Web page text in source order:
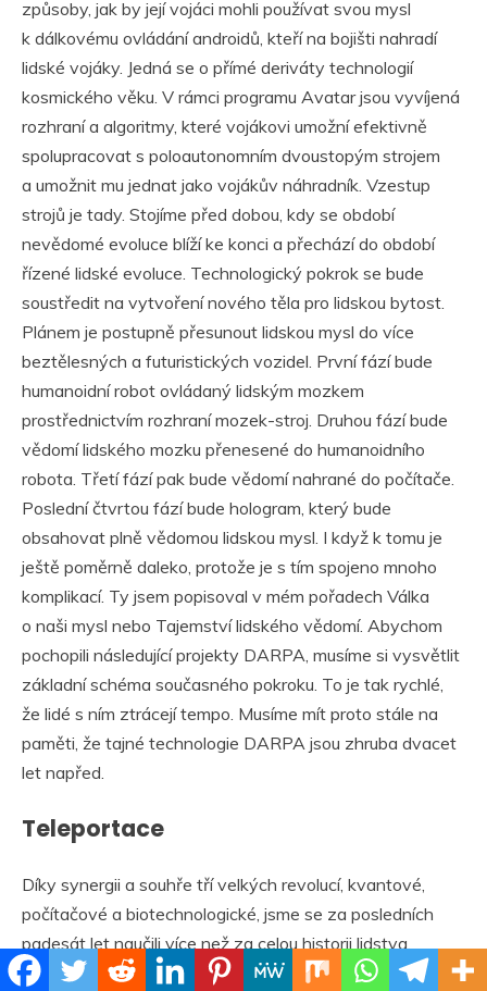
způsoby, jak by její vojáci mohli používat svou mysl
k dálkovému ovládání androidů, kteří na bojišti nahradí
lidské vojáky. Jedná se o přímé deriváty technologií
kosmického věku. V rámci programu Avatar jsou vyvíjená
rozhraní a algoritmy, které vojákovi umožní efektivně
spolupracovat s poloautonomním dvoustopým strojem
a umožnit mu jednat jako vojákův náhradník. Vzestup
strojů je tady. Stojíme před dobou, kdy se období
nevědomé evoluce blíží ke konci a přechází do období
řízené lidské evoluce. Technologický pokrok se bude
soustředit na vytvoření nového těla pro lidskou bytost.
Plánem je postupně přesunout lidskou mysl do více
beztělesných a futuristických vozidel. První fází bude
humanoidní robot ovládaný lidským mozkem
prostřednictvím rozhraní mozek-stroj. Druhou fází bude
vědomí lidského mozku přenesené do humanoidního
robota. Třetí fází pak bude vědomí nahrané do počítače.
Poslední čtvrtou fází bude hologram, který bude
obsahovat plně vědomou lidskou mysl. I když k tomu je
ještě poměrně daleko, protože je s tím spojeno mnoho
komplikací. Ty jsem popisoval v mém pořadech Válka
o naši mysl nebo Tajemství lidského vědomí. Abychom
pochopili následující projekty DARPA, musíme si vysvětlit
základní schéma současného pokroku. To je tak rychlé,
že lidé s ním ztrácejí tempo. Musíme mít proto stále na
paměti, že tajné technologie DARPA jsou zhruba dvacet
let napřed.
Teleportace
Díky synergii a souhře tří velkých revolucí, kvantové,
počítačové a biotechnologické, jsme se za posledních
padesát let naučili více než za celou historii lidstva.
Jedním z vedlejších produktů kvantové revoluce je